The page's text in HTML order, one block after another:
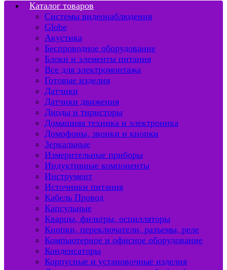
Каталог товаров
Системы видеонаблюдения
Globe
Акустика
Беспроводное оборудование
Блоки и элементы питания
Все для электромонтажа
Готовые изделия
Датчики
Датчики движения
Диоды и тиристоры
Домашняя техника и электроника
Домофоны, звонки и кнопки
Зеркальные
Измерительные приборы
Индуктивные компоненты
Инструмент
Источники питания
Кабель Провод
Капсульные
Кварцы, фильтры, осцилляторы
Кнопки, переключатели, разъемы, реле
Компьютерное и офисное оборудование
Конденсаторы
Корпусные и установочные изделия